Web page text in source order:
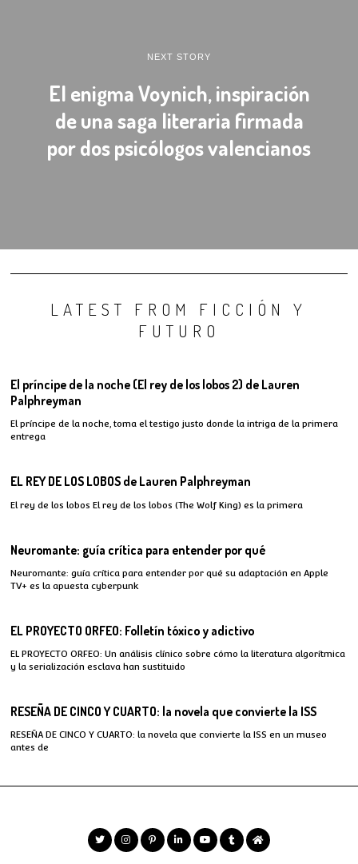
NEXT STORY
El enigma Voynich, inspiración
de una saga literaria firmada
por dos psicólogos valencianos
LATEST FROM FICCIÓN Y
FUTURO
El príncipe de la noche (El rey de los lobos 2) de Lauren
Palphreyman
El príncipe de la noche, toma el testigo justo donde la intriga de la primera
entrega
EL REY DE LOS LOBOS de Lauren Palphreyman
El rey de los lobos El rey de los lobos (The Wolf King) es la primera
Neuromante: guía crítica para entender por qué
Neuromante: guía crítica para entender por qué su adaptación en Apple
TV+ es la apuesta cyberpunk
EL PROYECTO ORFEO: Folletín tóxico y adictivo
EL PROYECTO ORFEO: Un análisis clínico sobre cómo la literatura algorítmica
y la serialización esclava han sustituido
RESEÑA DE CINCO Y CUARTO: la novela que convierte la ISS
RESEÑA DE CINCO Y CUARTO: la novela que convierte la ISS en un museo
antes de